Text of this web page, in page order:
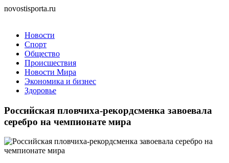
novostisporta.ru
Новости
Спорт
Общество
Происшествия
Новости Мира
Экономика и бизнес
Здоровье
Российская пловчиха-рекордсменка завоевала
серебро на чемпионате мира